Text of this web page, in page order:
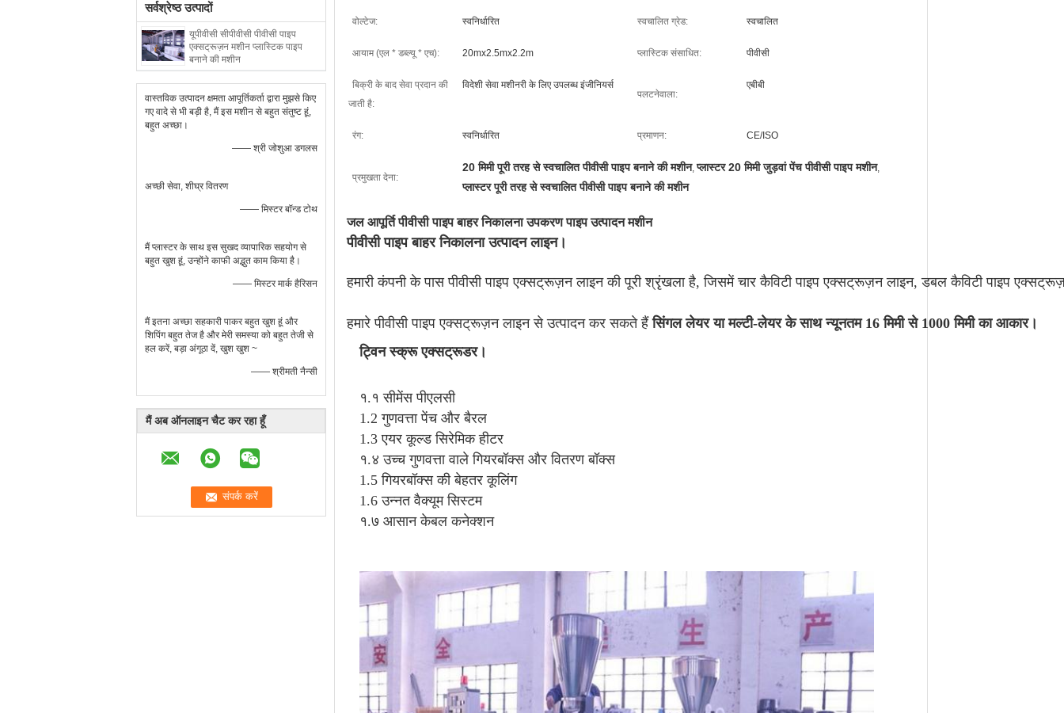
सर्वश्रेष्ठ उत्पादों
यूपीवीसी सीपीवीसी पीवीसी पाइप
एक्सट्रूज़न मशीन प्लास्टिक पाइप
बनाने की मशीन
वास्तविक उत्पादन क्षमता आपूर्तिकर्ता द्वारा मुझसे किए
गए वादे से भी बड़ी है, मैं इस मशीन से बहुत संतुष्ट हूं,
बहुत अच्छा।
—— श्री जोशुआ डगलस
अच्छी सेवा, शीघ्र वितरण
—— मिस्टर बॉन्ड टोथ
मैं प्लास्टर के साथ इस सुखद व्यापारिक सहयोग से
बहुत खुश हूं, उन्होंने काफी अद्भुत काम किया है।
—— मिस्टर मार्क हैरिसन
मैं इतना अच्छा सहकारी पाकर बहुत खुश हूं और
शिपिंग बहुत तेज है और मेरी समस्या को बहुत तेजी से
हल करें, बड़ा अंगूठा दें, खुश खुश ~
—— श्रीमती नैन्सी
मैं अब ऑनलाइन चैट कर रहा हूँ
वोल्टेज: स्वनिर्धारित स्वचालित ग्रेड: स्वचालित
आयाम (एल * डब्ल्यू * एच): 20mx2.5mx2.2m प्लास्टिक संसाधित: पीवीसी
बिक्री के बाद सेवा प्रदान की
जाती है:
विदेशी सेवा मशीनरी के लिए उपलब्ध इंजीनियर्स
पलटनेवाला:
एबीबी
रंग: स्वनिर्धारित प्रमाणन: CE/ISO
प्रमुखता देना:
20 मिमी पूरी तरह से स्वचालित पीवीसी पाइप बनाने की मशीन,प्लास्टर 20 मिमी जुड़वां पेंच पीवीसी पाइप मशीन,
प्लास्टर पूरी तरह से स्वचालित पीवीसी पाइप बनाने की मशीन
जल आपूर्ति पीवीसी पाइप बाहर निकालना उपकरण पाइप उत्पादन मशीन
पीवीसी पाइप बाहर निकालना उत्पादन लाइन।
हमारी कंपनी के पास पीवीसी पाइप एक्सट्रूज़न लाइन की पूरी श्रृंखला है, जिसमें चार कैविटी पाइप एक्सट्रूज़न लाइन, डबल कैविटी पाइप
हमारे पीवीसी पाइप एक्सट्रूज़न लाइन से उत्पादन कर सकते हैं सिंगल लेयर या मल्टी-लेयर के साथ न्यूनतम 16 मिमी से 1000 मिमी का आकार।
ट्विन स्क्रू एक्सट्रूडर।
१.१ सीमेंस पीएलसी
1.2 गुणवत्ता पेंच और बैरल
1.3 एयर कूल्ड सिरेमिक हीटर
१.४ उच्च गुणवत्ता वाले गियरबॉक्स और वितरण बॉक्स
1.5 गियरबॉक्स की बेहतर कूलिंग
1.6 उन्नत वैक्यूम सिस्टम
१.७ आसान केबल कनेक्शन